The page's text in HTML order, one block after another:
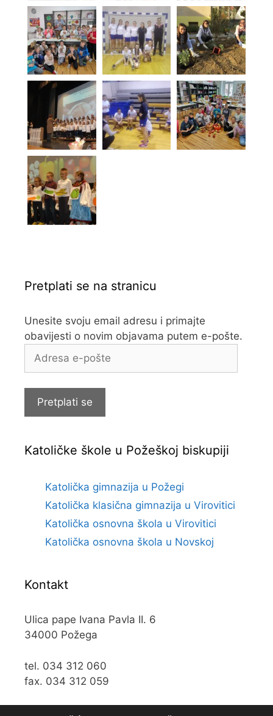
Pretplati se na stranicu
Unesite svoju email adresu i primajte
obavijesti o novim objavama putem e-pošte.
e-
Pretplati se
Katoličke škole u Požeškoj biskupiji
Katolička gimnazija u Požegi
Katolička klasična gimnazija u Virovitici
Katolička osnovna škola u Virovitici
Katolička osnovna škola u Novskoj
Kontakt
Ulica pape Ivana Pavla II. 6
34000 Požega
tel. 034 312 060
fax. 034 312 059